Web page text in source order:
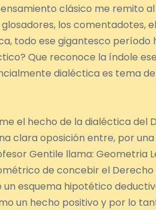
clásico me remito
los comentadotes,
todo ese gigantesco
Que reconoce la índole
dialéctica es tema
el hecho de la dialéctica del
clara oposición entre, por
Gentile llama: Geometria
de concebir el
esquema hipotético
un hecho positivo y por lo